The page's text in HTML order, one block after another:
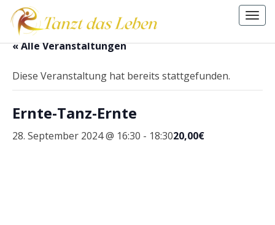
.
« Alle Veranstaltungen
Diese Veranstaltung hat bereits stattgefunden.
Ernte-Tanz-Ernte
28. September 2024 @ 16:30 - 18:3020,00€